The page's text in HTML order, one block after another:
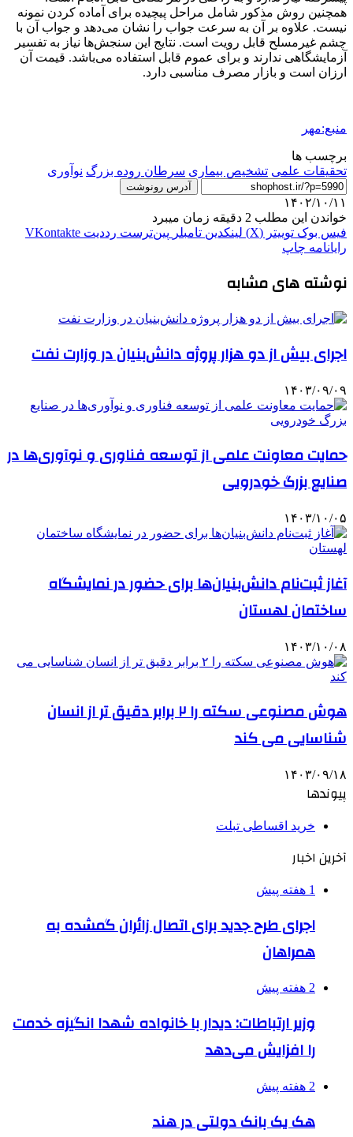
همچنین روش مذکور شامل مراحل پیچیده برای آماده کردن نمونه
نیست. علاوه بر آن به سرعت جواب را نشان می‌دهد و جواب آن با
چشم غیرمسلح قابل رویت است. نتایج این سنجش‌ها نیاز به تفسیر
آزمایشگاهی ندارند و برای عموم قابل استفاده می‌باشد. قیمت آن
ارزان است و بازار مصرف مناسبی دارد.
منبع:مهر
برچسب ها
تحقیقات علمی تشخیص بیماری سرطان روده بزرگ نوآوری
آدرس رونوشت
۱۴۰۲/۱۰/۱۱
خواندن این مطلب 2 دقیقه زمان میبرد
فیس بوک توییتر (X) لینکدین ‫تامبلر ‫پین‌ترست ‫رددیت ‫VKontakte
رایانامه چاپ
نوشته های مشابه
اجرای بیش از دو هزار پروژه دانش‌بنیان در وزارت نفت
۱۴۰۳/۰۹/۰۹
حمایت معاونت علمی از توسعه فناوری و نوآوری‌ها در
صنایع بزرگ خودرویی
۱۴۰۳/۱۰/۰۵
آغاز ثبت‌نام دانش‌بنیان‌ها برای حضور در نمایشگاه
ساختمان لهستان
۱۴۰۳/۱۰/۰۸
هوش مصنوعی سکته را ۲ برابر دقیق تر از انسان
شناسایی می کند
۱۴۰۳/۰۹/۱۸
پیوندها
خرید اقساطی تبلت
آخرین اخبار
1 هفته پیش
اجرای طرح جدید برای اتصال زائران گمشده به
همراهان
2 هفته پیش
وزیر ارتباطات: دیدار با خانواده شهدا انگیزه خدمت
را افزایش می‌دهد
2 هفته پیش
هک یک بانک دولتی در هند